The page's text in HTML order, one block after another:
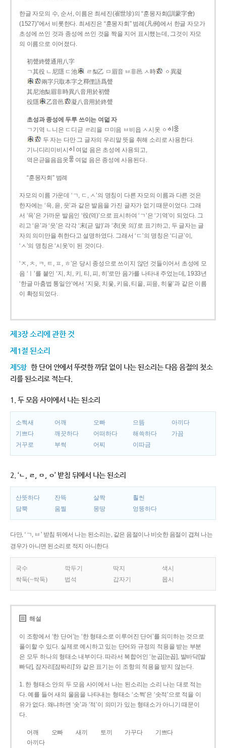
한글 자모의 수, 순서, 이름은 최세진(崔世珍)의 “훈몽자회(訓蒙字會)
(1527)”에서 비롯한다. 최세진은 “훈몽자회” 범례(凡例)에서 한글 자모가
초성에 쓰인 것과 종성에 쓰인 것을 짝을 지어 표시했는데, 그것이 자모
의 이름으로 이어졌다.
初聲終聲通用八字
ㄱ其役 ㄴ尼隱 ㄷ池
ㄹ梨乙 ㅁ眉音 ㅂ非邑 ㅅ時
ㆁ異凝
兩字只取本字之釋俚語爲聲
其尼池梨眉非時異八音用於初聲
役隱
乙音邑 凝八音用於終聲
초성과 종성에 두루 쓰이는 여덟 자
ㄱ기역 ㄴ니은 ㄷ디귿 ㄹ리을 ㅁ미음 ㅂ비읍 ㅅ시옷 ㆁ
두 자는 다만 그 글자의 우리말 뜻을 취해 소리로 사용한다.
기니디리미비시
여덟 음은 초성에 사용되고,
역은귿을음읍옷
여덟 음은 종성에 사용된다.
“훈몽자회” 범례
자모의 이름 가운데 ‘ㄱ, ㄷ, ㅅ’의 명칭이 다른 자모의 이름과 다른 것은
한자에는 ‘윽, 읃, 읏’과 같은 발음을 가진 글자가 없기 때문이었다. 그래
서 ‘윽’은 가까운 발음인 ‘役(역)’으로 표시하여 ‘ㄱ’은 ‘기역’이 되었다. 그
리고 ‘읃’과 ‘읏’은 각각 ‘末(귿 말)’과 ‘衣(옷 의)’로 표기하고, 두 글자는 글
자의 의미만을 취한다고 설명하였다. 그래서 ‘ㄷ’의 명칭은 ‘디귿’이,
‘ㅅ’의 명칭은 ‘시옷’이 된 것이다.
‘ㅈ, ㅊ, ㅋ, ㅌ, ㅍ, ㅎ’은 당시 종성으로 쓰이지 않던 것들이어서 초성에 모
음 ‘ㅣ’를 붙인 ‘지, 치, 키, 티, 피, 히’로만 음가를 나타내 주었는데, 1933년
‘한글 마춤법 통일안’에서 ‘지읒, 치읓, 키읔, 티읕, 피읖, 히읗’과 같은 이름
이 확정되었다.
제3장 소리에 관한 것
제1절 된소리
제5항 한 단어 안에서 뚜렷한 까닭 없이 나는 된소리는 다음 음절의 첫소
리를 된소리로 적는다.
1. 두 모음 사이에서 나는 된소리
소쩍새 어깨 오빠 으뜸
아끼다
기쁘다
깨끗하다 어떠하다 해쓱하다
가끔
거꾸로
부썩 어찌 이따금
2. ‘ㄴ, ㄹ, ㅁ, ㅇ’ 받침 뒤에서 나는 된소리
산뜻하다 잔뜩 살짝
훨씬
담뿍
움찔 몽땅 엉뚱하다
다만, ‘ㄱ, ㅂ’ 받침 뒤에서 나는 된소리는, 같은 음절이나 비슷한 음절이 겹쳐 나는
경우가 아니면 된소리로 적지 아니한다.
국수 깍두기 딱지
색시
싹둑(~싹둑)
법석 갑자기 몹시
해설
이 조항에서 ‘한 단어’는 ‘한 형태소로 이루어진 단어’를 의미하는 것으로
풀이할 수 있다. 실제로 예시하고 있는 단어와 규정의 적용을 받는 부분
은 모두 하나의 형태소 내부이다. 따라서 복합어인 ‘눈곱[눈꼽], 발바닥[발
빠닥], 잠자리[잠짜리]’와 같은 표기는 이 조항의 적용을 받지 않는다.
1. 한 형태소 안의 두 모음 사이에서 나는 된소리는 소리 나는 대로 적는
다. 예를 들어 새의 울음을 나타내는 형태소 ‘소쩍’은 ‘솟적’으로 적을 이
유가 없다. 왜냐하면 ‘솟’과 ‘적’이 의미가 있는 형태소가 아니기 때문이
다.
어깨 오빠 새끼 토끼 가꾸다
기쁘다
아끼다